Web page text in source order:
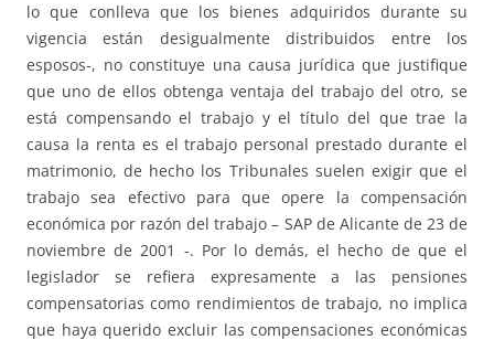
lo que conlleva que los bienes adquiridos durante su
vigencia están desigualmente distribuidos entre los
esposos-, no constituye una causa jurídica que justifique
que uno de ellos obtenga ventaja del trabajo del otro, se
está compensando el trabajo y el título del que trae la
causa la renta es el trabajo personal prestado durante el
matrimonio, de hecho los Tribunales suelen exigir que el
trabajo sea efectivo para que opere la compensación
económica por razón del trabajo – SAP de Alicante de 23 de
noviembre de 2001 -. Por lo demás, el hecho de que el
legislador se refiera expresamente a las pensiones
compensatorias como rendimientos de trabajo, no implica
que haya querido excluir las compensaciones económicas